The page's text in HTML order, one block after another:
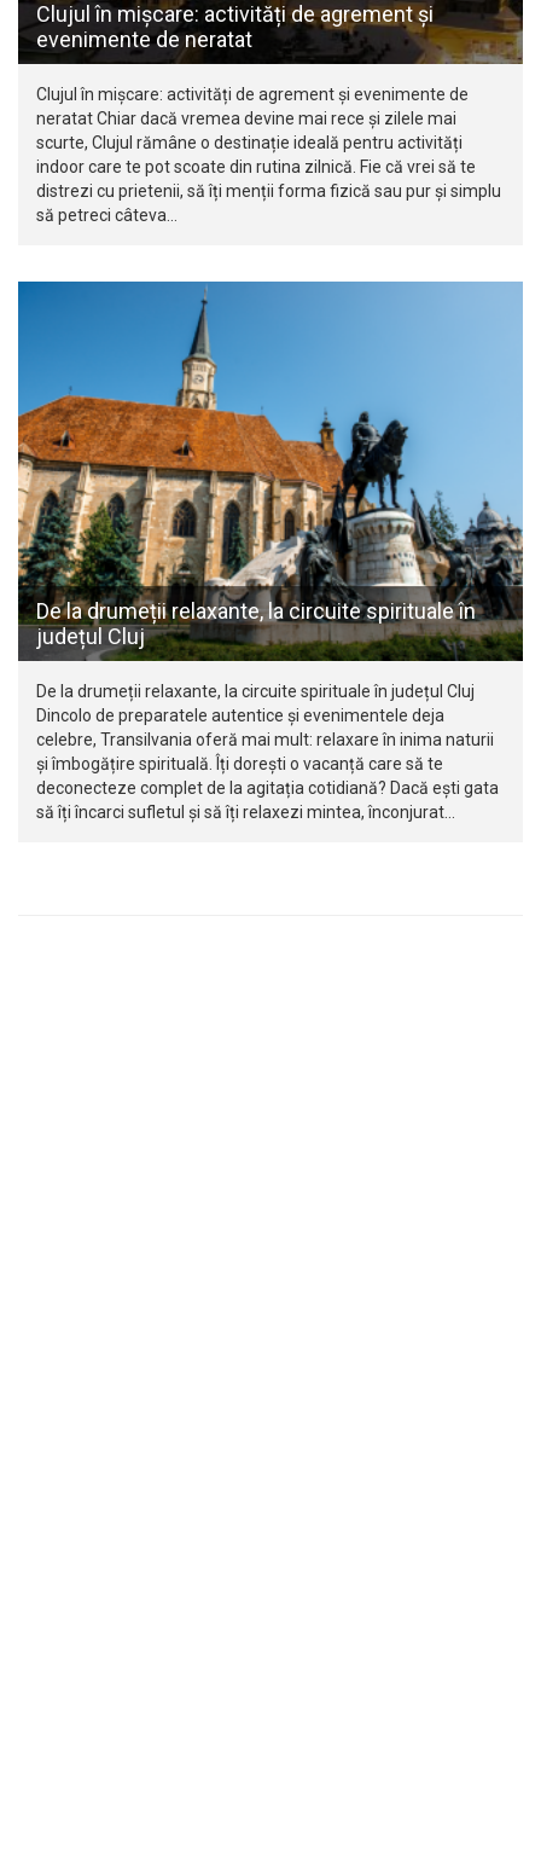
Clujul în mișcare: activități de agrement și
evenimente de neratat
Clujul în mișcare: activități de agrement și evenimente de
neratat Chiar dacă vremea devine mai rece și zilele mai
scurte, Clujul rămâne o destinație ideală pentru activități
indoor care te pot scoate din rutina zilnică. Fie că vrei să te
distrezi cu prietenii, să îți menții forma fizică sau pur și simplu
să petreci câteva…
De la drumeții relaxante, la circuite spirituale în
județul Cluj
De la drumeții relaxante, la circuite spirituale în județul Cluj
Dincolo de preparatele autentice și evenimentele deja
celebre, Transilvania oferă mai mult: relaxare în inima naturii
și îmbogățire spirituală. Îți dorești o vacanță care să te
deconecteze complet de la agitația cotidiană? Dacă ești gata
să îți încarci sufletul și să îți relaxezi mintea, înconjurat…